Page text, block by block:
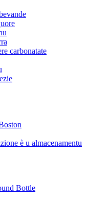
carbonatate
è u almacenamentu